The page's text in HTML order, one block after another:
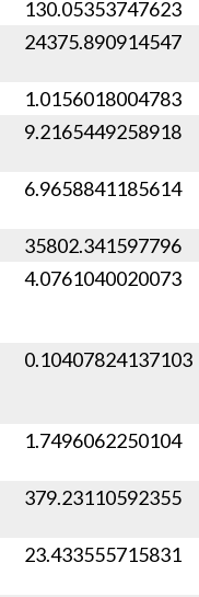
130.05353747623
24375.890914547
1.0156018004783
9.2165449258918
6.9658841185614
35802.341597796
4.0761040020073
0.10407824137103
1.7496062250104
379.23110592355
23.433555715831